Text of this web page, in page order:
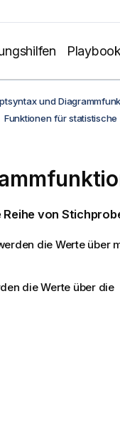
und
Funktionen für statistische
von
die Werte über
die Werte über die